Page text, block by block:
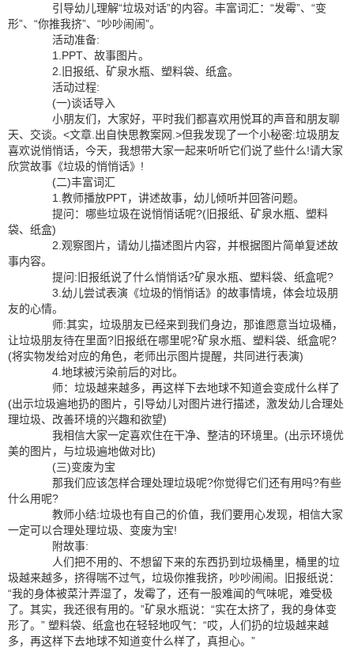
引导幼儿理解“垃圾对话”的内容。丰富词汇：“发霉”、“变
形”、“你推我挤”、“吵吵闹闹”。
活动准备:
1.PPT、故事图片。
2.旧报纸、矿泉水瓶、塑料袋、纸盒。
活动过程:
(一)谈话导入
小朋友们，大家好，平时我们都喜欢用悦耳的声音和朋友聊
天、交谈。<文章.出自快思教案网.>但我发现了一个小秘密:垃圾朋友
喜欢说悄悄话，今天，我想带大家一起来听听它们说了些什么!请大家
欣赏故事《垃圾的悄悄话》!
(二)丰富词汇
1.教师播放PPT，讲述故事，幼儿倾听并回答问题。
提问：哪些垃圾在说悄悄话呢?(旧报纸、矿泉水瓶、塑料
袋、纸盒)
2.观察图片，请幼儿描述图片内容，并根据图片简单复述故
事内容。
提问:旧报纸说了什么悄悄话?矿泉水瓶、塑料袋、纸盒呢?
3.幼儿尝试表演《垃圾的悄悄话》的故事情境，体会垃圾朋
友的心情。
师:其实，垃圾朋友已经来到我们身边，那谁愿意当垃圾桶，
让垃圾朋友待在里面?旧报纸在哪里呢?矿泉水瓶、塑料袋、纸盒呢?
(将实物发给对应的角色，老师出示图片提醒，共同进行表演)
4.地球被污染前后的对比。
师：垃圾越来越多，再这样下去地球不知道会变成什么样了
(出示垃圾遍地扔的图片，引导幼儿对图片进行描述，激发幼儿合理处
理垃圾、改善环境的兴趣和欲望)
我相信大家一定喜欢住在干净、整洁的环境里。(出示环境优
美的图片，与垃圾遍地做对比)
(三)变废为宝
那我们应该怎样合理处理垃圾呢?你觉得它们还有用吗?有些
什么用呢?
教师小结:垃圾也有自己的价值，我们要用心发现，相信大家
一定可以合理处理垃圾、变废为宝!
附故事:
人们把不用的、不想留下来的东西扔到垃圾桶里，桶里的垃
圾越来越多，挤得喘不过气，垃圾你推我挤，吵吵闹闹。旧报纸说：
“我的身体被菜汁弄湿了，发霉了，还有一股难闻的气味呢，难受极
了。其实，我还很有用的。”矿泉水瓶说：“实在太挤了，我的身体变
形了。” 塑料袋、纸盒也在轻轻地叹气：“哎，人们扔的垃圾越来越
多，再这样下去地球不知道变什么样了，真担心。”